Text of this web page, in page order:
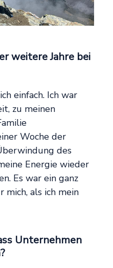
weitere Jahre bei
einfach. Ich war
zu meinen
Woche der
des
Energie wieder
Es war ein ganz
mich, als ich mein
Unternehmen